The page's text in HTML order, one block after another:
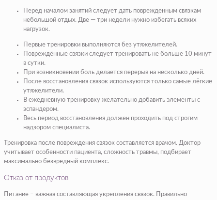
Перед началом занятий следует дать повреждённым связкам
небольшой отдых. Две — три недели нужно избегать всяких
нагрузок.
Первые тренировки выполняются без утяжелителей.
Повреждённые связки следует тренировать не больше 10 минут
в сутки.
При возникновении боль делается перерыв на несколько дней.
После восстановления связок используются только самые лёгкие
утяжелители.
В ежедневную тренировку желательно добавить элементы с
эспандером.
Весь период восстановления должен проходить под строгим
надзором специалиста.
Тренировка после повреждения связок составляется врачом. Доктор
учитывает особенности пациента, сложность травмы, подбирает
максимально безвредный комплекс.
Отказ от продуктов
Питание – важная составляющая укрепления связок. Правильно